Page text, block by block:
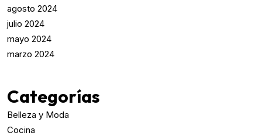
agosto 2024
julio 2024
mayo 2024
marzo 2024
Categorías
Belleza y Moda
Cocina